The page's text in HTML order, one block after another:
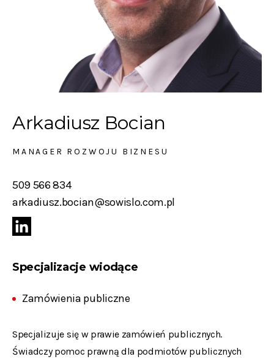
Arkadiusz Bocian
MANAGER ROZWOJU BIZNESU
509 566 834
arkadiusz.bocian@sowislo.com.pl
Specjalizacje wiodące
Zamówienia publiczne
Specjalizuje się w prawie zamówień publicznych.
Świadczy pomoc prawną dla podmiotów publicznych